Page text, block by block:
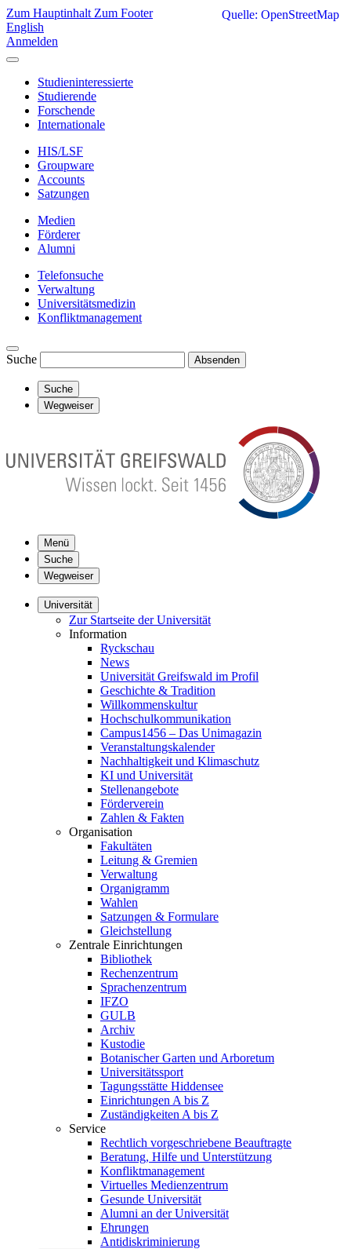
Zum Hauptinhalt Zum Footer
English
Anmelden
Studieninteressierte
Studierende
Forschende
Internationale
HIS/LSF
Groupware
Accounts
Satzungen
Medien
Förderer
Alumni
Telefonsuche
Verwaltung
Universitätsmedizin
Konfliktmanagement
Suche Absenden
Suche
Wegweiser
Menü
Suche
Wegweiser
Universität
Zur Startseite der Universität
Information
Ryckschau
News
Universität Greifswald im Profil
Geschichte & Tradition
Willkommenskultur
Hochschulkommunikation
Campus1456 – Das Unimagazin
Veranstaltungskalender
Nachhaltigkeit und Klimaschutz
KI und Universität
Stellenangebote
Förderverein
Zahlen & Fakten
Organisation
Fakultäten
Leitung & Gremien
Verwaltung
Organigramm
Wahlen
Satzungen & Formulare
Gleichstellung
Zentrale Einrichtungen
Bibliothek
Rechenzentrum
Sprachenzentrum
IFZO
GULB
Archiv
Kustodie
Botanischer Garten und Arboretum
Universitätssport
Tagungsstätte Hiddensee
Einrichtungen A bis Z
Zuständigkeiten A bis Z
Service
Rechtlich vorgeschriebene Beauftragte
Beratung, Hilfe und Unterstützung
Konfliktmanagement
Virtuelles Medienzentrum
Gesunde Universität
Alumni an der Universität
Ehrungen
Antidiskriminierung
Quelle: OpenStreetMap